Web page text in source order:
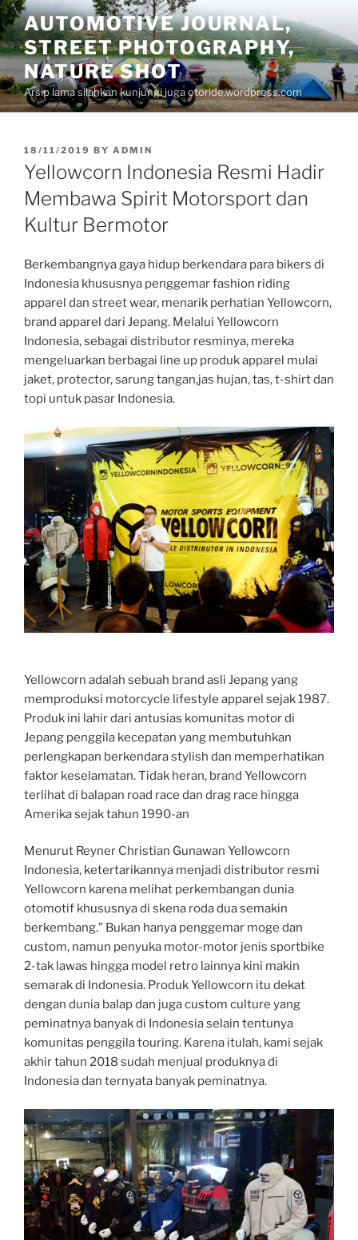
Skip
to
content
AUTOMOTIVE JOURNAL,
STREET PHOTOGRAPHY,
NATURE SHOT
Arsip lama silahkan kunjungi juga otoride.wordpress.com
POSTED
ON
18/11/2019 BY ADMIN
Yellowcorn Indonesia Resmi Hadir
Membawa Spirit Motorsport dan
Kultur Bermotor
Berkembangnya gaya hidup berkendara para bikers di
Indonesia khususnya penggemar fashion riding
apparel dan street wear, menarik perhatian Yellowcorn,
brand apparel dari Jepang. Melalui Yellowcorn
Indonesia, sebagai distributor resminya, mereka
mengeluarkan berbagai line up produk apparel mulai
jaket, protector, sarung tangan,jas hujan, tas, t-shirt dan
topi untuk pasar Indonesia.
Yellowcorn adalah sebuah brand asli Jepang yang
memproduksi motorcycle lifestyle apparel sejak 1987.
Produk ini lahir dari antusias komunitas motor di
Jepang penggila kecepatan yang membutuhkan
perlengkapan berkendara stylish dan memperhatikan
faktor keselamatan. Tidak heran, brand Yellowcorn
terlihat di balapan road race dan drag race hingga
Amerika sejak tahun 1990-an
Menurut Reyner Christian Gunawan Yellowcorn
Indonesia, ketertarikannya menjadi distributor resmi
Yellowcorn karena melihat perkembangan dunia
otomotif khususnya di skena roda dua semakin
berkembang.” Bukan hanya penggemar moge dan
custom, namun penyuka motor-motor jenis sportbike
2-tak lawas hingga model retro lainnya kini makin
semarak di Indonesia. Produk Yellowcorn itu dekat
dengan dunia balap dan juga custom culture yang
peminatnya banyak di Indonesia selain tentunya
komunitas penggila touring. Karena itulah, kami sejak
akhir tahun 2018 sudah menjual produknya di
Indonesia dan ternyata banyak peminatnya.